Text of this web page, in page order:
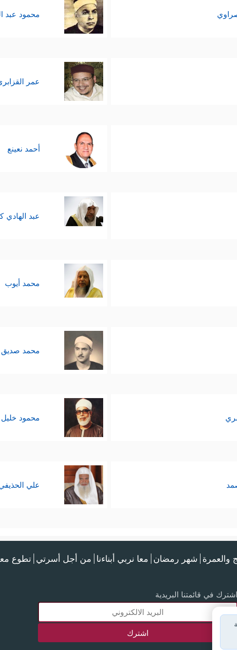
محمود عبد
عمر
أحمد نعينع
عبد الهادي
محمد أيوب
محمد صديق
محمود
علي
والعمرة شهر رمضان معا نربي أبناءنا من أجل أسرتي تطوع
اشترك في قائمتنا البريدية